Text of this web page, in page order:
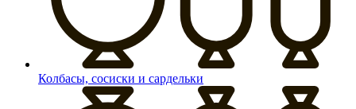
Колбасы, сосиски и сардельки